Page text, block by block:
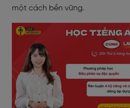
một cách bền vững.